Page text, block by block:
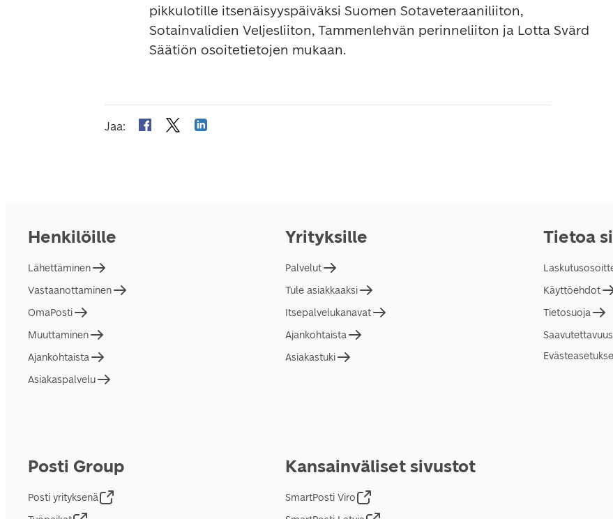
pikkulotille itsenäisyyspäiväksi Suomen Sotaveteraaniliiton,
Sotainvalidien Veljesliiton, Tammenlehvän perinneliiton ja Lotta Svärd
Säätiön osoitetietojen mukaan.
Jaa:
Henkilöille
Lähettäminen
Vastaanottaminen
OmaPosti
Muuttaminen
Ajankohtaista
Asiakaspalvelu
Yrityksille
Palvelut
Tule asiakkaaksi
Itsepalvelukanavat
Ajankohtaista
Asiakastuki
Tietoa
Käyttöehdot
Tietosuoja
Posti Group
Posti yrityksenä
Kansainväliset sivustot
SmartPosti Viro